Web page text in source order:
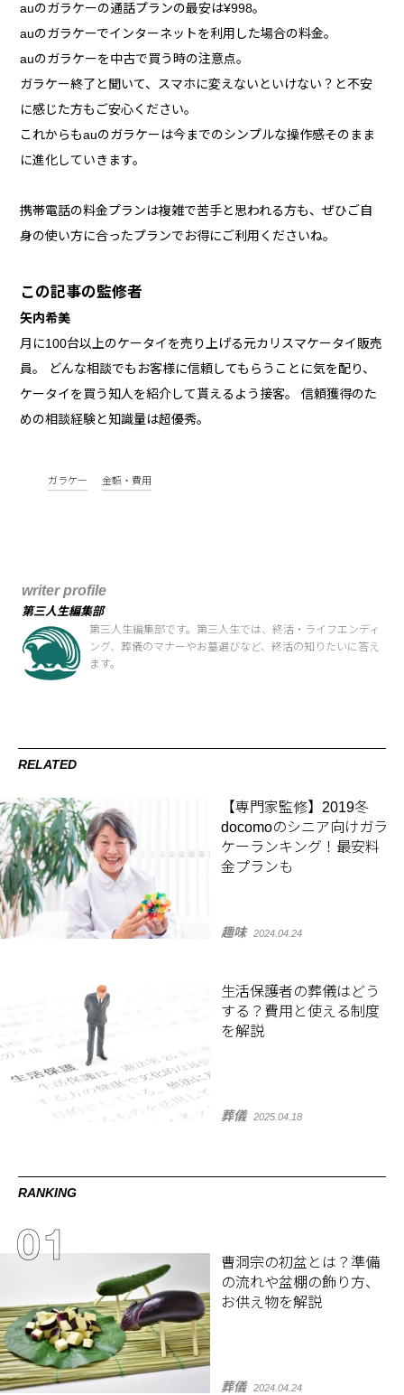
auのガラケーの通話プランの最安は¥998。
auのガラケーでインターネットを利用した場合の料金。
auのガラケーを中古で買う時の注意点。
ガラケー終了と聞いて、スマホに変えないといけない？と不安
に感じた方もご安心ください。
これからもauのガラケーは今までのシンプルな操作感そのまま
に進化していきます。
携帯電話の料金プランは複雑で苦手と思われる方も、ぜひご自
身の使い方に合ったプランでお得にご利用くださいね。
この記事の監修者
矢内希美
月に100台以上のケータイを売り上げる元カリスマケータイ販売
員。 どんな相談でもお客様に信頼してもらうことに気を配り、
ケータイを買う知人を紹介して貰えるよう接客。 信頼獲得のた
めの相談経験と知識量は超優秀。
ガラケー 金額・費用
writer profile
第三人生編集部
第三人生編集部です。第三人生では、終活・ライフエンディ
ング、葬儀のマナーやお墓選びなど、終活の知りたいに答え
ます。
RELATED
【専門家監修】2019冬
docomoのシニア向けガラ
ケーランキング！最安料
金プランも
趣味 2024.04.24
生活保護者の葬儀はどう
する？費用と使える制度
を解説
葬儀 2025.04.18
RANKING
曹洞宗の初盆とは？準備
の流れや盆棚の飾り方、
お供え物を解説
葬儀 2024.04.24